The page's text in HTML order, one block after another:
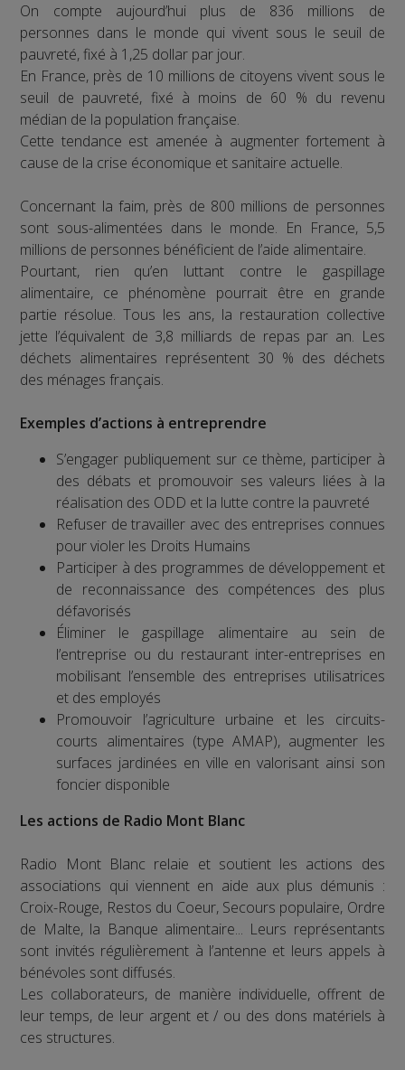
On compte aujourd’hui plus de 836 millions de
personnes dans le monde qui vivent sous le seuil de
pauvreté, fixé à 1,25 dollar par jour.
En France, près de 10 millions de citoyens vivent sous le
seuil de pauvreté, fixé à moins de 60 % du revenu
médian de la population française.
Cette tendance est amenée à augmenter fortement à
cause de la crise économique et sanitaire actuelle.
Concernant la faim, près de 800 millions de personnes
sont sous-alimentées dans le monde. En France, 5,5
millions de personnes bénéficient de l’aide alimentaire.
Pourtant, rien qu’en luttant contre le gaspillage
alimentaire, ce phénomène pourrait être en grande
partie résolue. Tous les ans, la restauration collective
jette l’équivalent de 3,8 milliards de repas par an. Les
déchets alimentaires représentent 30 % des déchets
des ménages français.
Exemples d’actions à entreprendre
S’engager publiquement sur ce thème, participer à
des débats et promouvoir ses valeurs liées à la
réalisation des ODD et la lutte contre la pauvreté
Refuser de travailler avec des entreprises connues
pour violer les Droits Humains
Participer à des programmes de développement et
de reconnaissance des compétences des plus
défavorisés
Éliminer le gaspillage alimentaire au sein de
l’entreprise ou du restaurant inter-entreprises en
mobilisant l’ensemble des entreprises utilisatrices
et des employés
Promouvoir l’agriculture urbaine et les circuits-
courts alimentaires (type AMAP), augmenter les
surfaces jardinées en ville en valorisant ainsi son
foncier disponible
Les actions de Radio Mont Blanc
Radio Mont Blanc relaie et soutient les actions des
associations qui viennent en aide aux plus démunis :
Croix-Rouge, Restos du Coeur, Secours populaire, Ordre
de Malte, la Banque alimentaire... Leurs représentants
sont invités régulièrement à l’antenne et leurs appels à
bénévoles sont diffusés.
Les collaborateurs, de manière individuelle, offrent de
leur temps, de leur argent et / ou des dons matériels à
ces structures.